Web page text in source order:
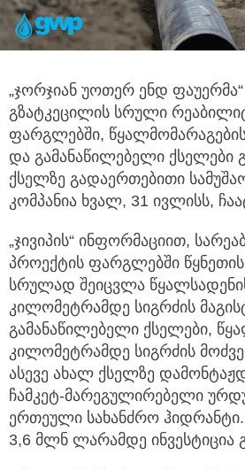
„ჯორჯიან უოთერ ენდ ფაუერმა“
გზატკეცილის სრული
ფარგლებში,
და გამანაწილებელი ქსელები
ქსელზე გადაერთებითი
კომპანია ხვალ, 31 ივლისს,
„ჯივიპის“ ინფორმაციით,
პროექტის ფარგლებში
სრულად შეიცვლა
კილომეტრამდე სიგრძის
გამანაწილებელი ქსელები,
კილომეტრამდე სიგრძის
ასევე ახალ ქსელზე
ჩამკეტ-მარეგულირებელი
ერთეული სახანძრო ჰიდრანტი.
3,6 მლნ ლარამდე ინვესტიცია